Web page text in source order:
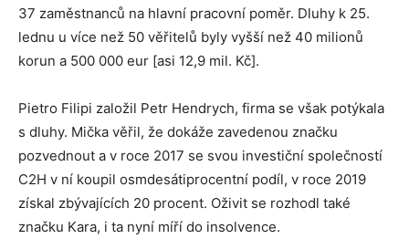
37 zaměstnanců na hlavní pracovní poměr. Dluhy k 25.
lednu u více než 50 věřitelů byly vyšší než 40 milionů
korun a 500 000 eur [asi 12,9 mil. Kč].
Pietro Filipi založil Petr Hendrych, firma se však potýkala
s dluhy. Mička věřil, že dokáže zavedenou značku
pozvednout a v roce 2017 se svou investiční společností
C2H v ní koupil osmdesátiprocentní podíl, v roce 2019
získal zbývajících 20 procent. Oživit se rozhodl také
značku Kara, i ta nyní míří do insolvence.